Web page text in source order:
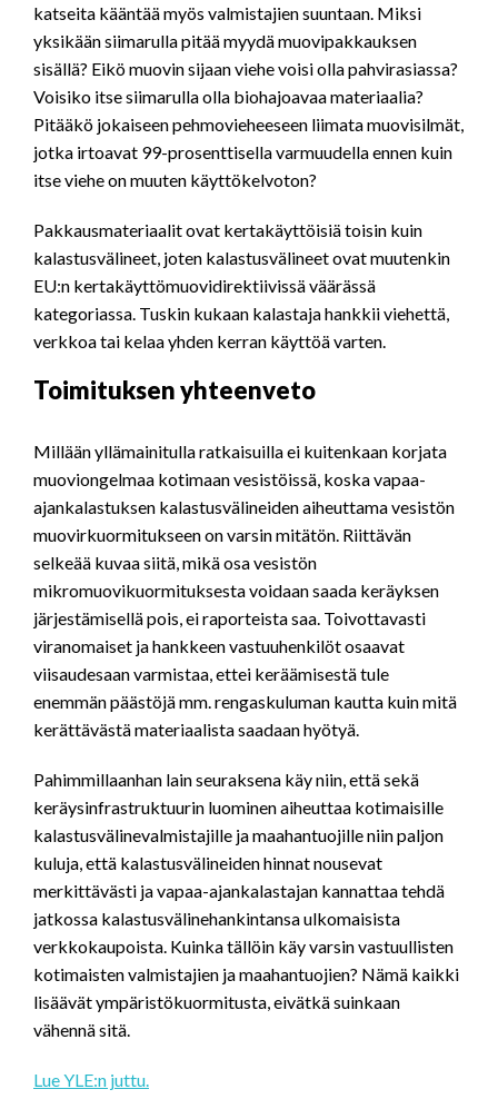
katseita kääntää myös valmistajien suuntaan. Miksi
yksikään siimarulla pitää myydä muovipakkauksen
sisällä? Eikö muovin sijaan viehe voisi olla pahvirasiassa?
Voisiko itse siimarulla olla biohajoavaa materiaalia?
Pitääkö jokaiseen pehmovieheeseen liimata muovisilmät,
jotka irtoavat 99-prosenttisella varmuudella ennen kuin
itse viehe on muuten käyttökelvoton?
Pakkausmateriaalit ovat kertakäyttöisiä toisin kuin
kalastusvälineet, joten kalastusvälineet ovat muutenkin
EU:n kertakäyttömuovidirektiivissä väärässä
kategoriassa. Tuskin kukaan kalastaja hankkii viehettä,
verkkoa tai kelaa yhden kerran käyttöä varten.
Toimituksen yhteenveto
Millään yllämainitulla ratkaisuilla ei kuitenkaan korjata
muoviongelmaa kotimaan vesistöissä, koska vapaa-
ajankalastuksen kalastusvälineiden aiheuttama vesistön
muovirkuormitukseen on varsin mitätön. Riittävän
selkeää kuvaa siitä, mikä osa vesistön
mikromuovikuormituksesta voidaan saada keräyksen
järjestämisellä pois, ei raporteista saa. Toivottavasti
viranomaiset ja hankkeen vastuuhenkilöt osaavat
viisaudesaan varmistaa, ettei keräämisestä tule
enemmän päästöjä mm. rengaskuluman kautta kuin mitä
kerättävästä materiaalista saadaan hyötyä.
Pahimmillaanhan lain seuraksena käy niin, että sekä
keräysinfrastruktuurin luominen aiheuttaa kotimaisille
kalastusvälinevalmistajille ja maahantuojille niin paljon
kuluja, että kalastusvälineiden hinnat nousevat
merkittävästi ja vapaa-ajankalastajan kannattaa tehdä
jatkossa kalastusvälinehankintansa ulkomaisista
verkkokaupoista. Kuinka tällöin käy varsin vastuullisten
kotimaisten valmistajien ja maahantuojien? Nämä kaikki
lisäävät ympäristökuormitusta, eivätkä suinkaan
vähennä sitä.
Lue YLE:n juttu.